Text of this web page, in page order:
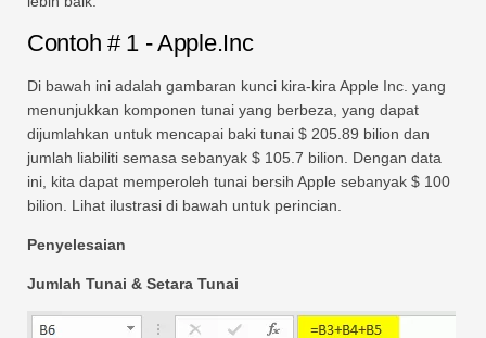
Contoh # 1 - Apple.Inc
Di bawah ini adalah gambaran kunci kira-kira Apple Inc. yang
menunjukkan komponen tunai yang berbeza, yang dapat
dijumlahkan untuk mencapai baki tunai $ 205.89 bilion dan
jumlah liabiliti semasa sebanyak $ 105.7 bilion. Dengan data
ini, kita dapat memperoleh tunai bersih Apple sebanyak $ 100
bilion. Lihat ilustrasi di bawah untuk perincian.
Penyelesaian
Jumlah Tunai & Setara Tunai